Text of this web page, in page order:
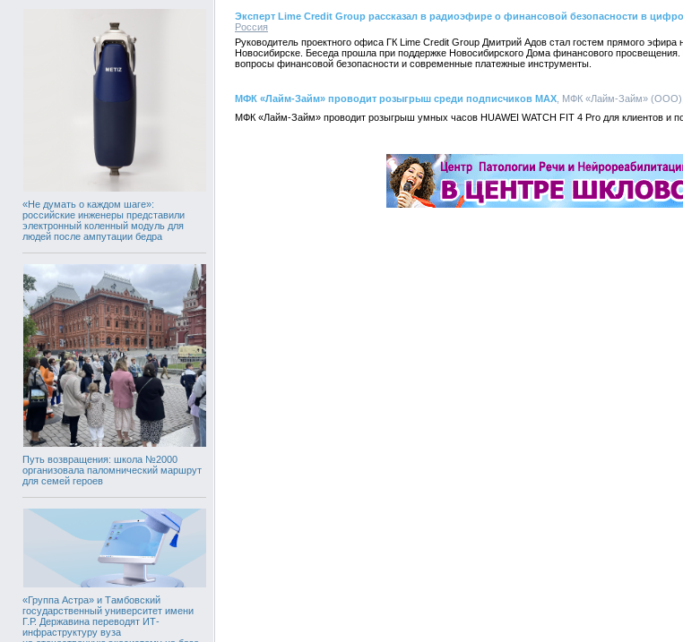
«Не думать о каждом шаге»:
российские инженеры представили
электронный коленный модуль для
людей после ампутации бедра
Путь возвращения: школа №2000
организовала паломнический маршрут
для семей героев
«Группа Астра» и Тамбовский
государственный университет имени
Г.Р. Державина переводят ИТ-
инфраструктуру вуза
Эксперт Lime Credit Group рассказал в радиоэфире о финансовой безопасности в
Россия
Руководитель проектного офиса ГК Lime Credit Group Дмитрий Адов стал гостем прямого
Новосибирске. Беседа прошла при поддержке Новосибирского Дома финансового просвещения.
вопросы финансовой безопасности и современные платежные инструменты.
МФК «Лайм-Займ» проводит розыгрыш среди подписчиков MAX , МФК «Лайм-Займ» (ООО),
МФК «Лайм-Займ» проводит розыгрыш умных часов HUAWEI WATCH FIT 4 Pro для клиентов и